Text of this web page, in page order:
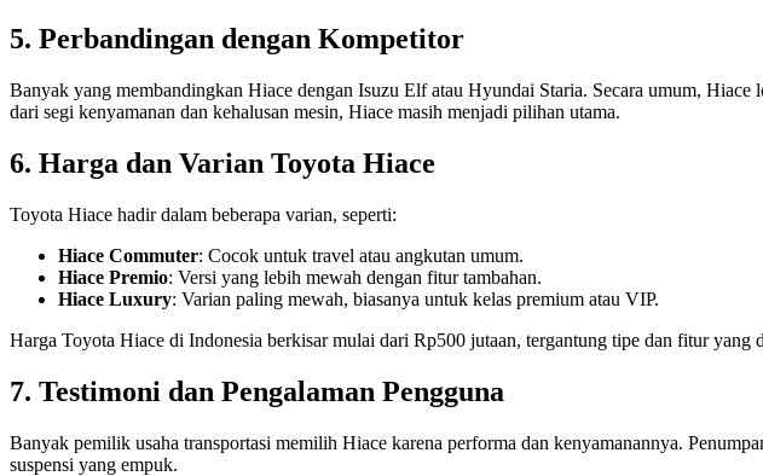
5. Perbandingan dengan Kompetitor
Banyak yang membandingkan Hiace dengan Isuzu Elf atau Hyundai Staria. Secara umum,
dari segi kenyamanan dan kehalusan mesin, Hiace masih menjadi pilihan utama.
6. Harga dan Varian Toyota Hiace
Toyota Hiace hadir dalam beberapa varian, seperti:
Hiace Commuter: Cocok untuk travel atau angkutan umum.
Hiace Premio: Versi yang lebih mewah dengan fitur tambahan.
Hiace Luxury: Varian paling mewah, biasanya untuk kelas premium atau VIP.
Harga Toyota Hiace di Indonesia berkisar mulai dari Rp500 jutaan, tergantung tipe dan fitur yang
7. Testimoni dan Pengalaman Pengguna
Banyak pemilik usaha transportasi memilih Hiace karena performa dan kenyamanannya.
suspensi yang empuk.